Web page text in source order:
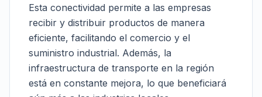
Esta conectividad permite a las empresas
recibir y distribuir productos de manera
eficiente, facilitando el comercio y el
suministro industrial. Además, la
infraestructura de transporte en la región
está en constante mejora, lo que beneficiará